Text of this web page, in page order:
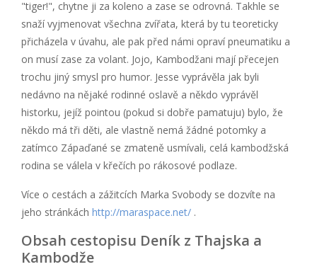
"tiger!", chytne ji za koleno a zase se odrovná. Takhle se
snaží vyjmenovat všechna zvířata, která by tu teoreticky
přicházela v úvahu, ale pak před námi opraví pneumatiku a
on musí zase za volant. Jojo, Kambodžani mají přecejen
trochu jiný smysl pro humor. Jesse vyprávěla jak byli
nedávno na nějaké rodinné oslavě a někdo vyprávěl
historku, jejíž pointou (pokud si dobře pamatuju) bylo, že
někdo má tři děti, ale vlastně nemá žádné potomky a
zatímco Zápaďané se zmateně usmívali, celá kambodžská
rodina se válela v křečích po rákosové podlaze.
Více o cestách a zážitcích Marka Svobody se dozvíte na
jeho stránkách http://maraspace.net/ .
Obsah cestopisu Deník z Thajska a
Kambodže